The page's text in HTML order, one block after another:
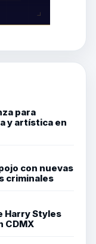
para
y artística en
con nuevas
criminales
Harry Styles
CDMX